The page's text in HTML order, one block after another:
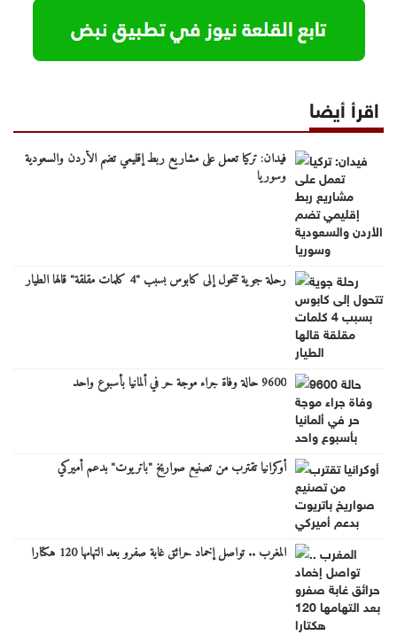
اقرأ أيضا
فيدان: تركيا تعمل على مشاريع ربط إقليمي تضم الأردن والسعودية
وسوريا
رحلة جوية تتحول إلى كابوس بسبب "4 كلمات مقلقة" قالها الطيار
9600 حالة وفاة جراء موجة حر في ألمانيا بأسبوع واحد
أوكرانيا تقترب من تصنيع صواريخ "باتريوت" بدعم أميركي
المغرب .. تواصل إخماد حرائق غابة صفرو بعد التهامها 120 هكتارا